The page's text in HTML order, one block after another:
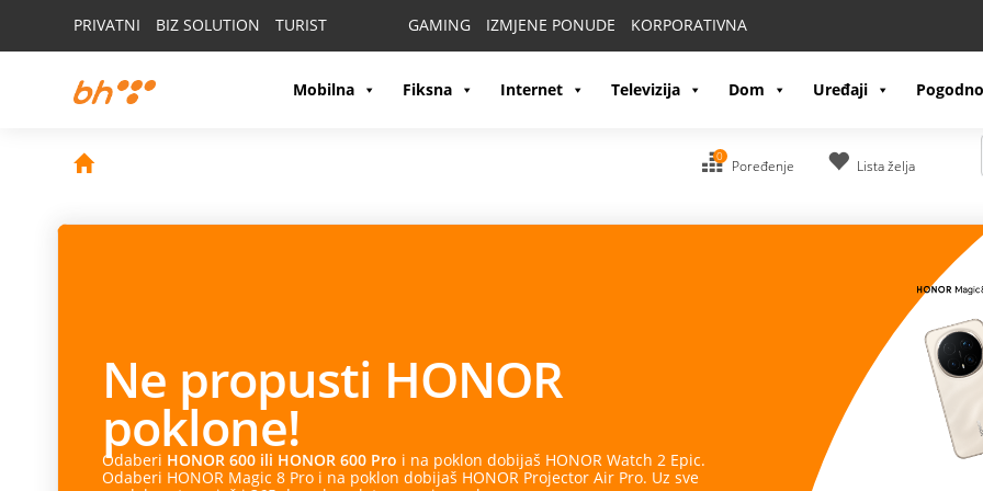
PRIVATNI BIZ SOLUTION TURIST GAMING IZMJENE PONUDE KORPORATIVNA
Mobilna Fiksna Internet Televizija Dom Uređaji
0
Poređenje Lista želja
Ne propusti HONOR
poklone!
Odaberi HONOR 600 ili HONOR 600 Pro i na poklon dobijaš HONOR Watch 2 Epic.
Odaberi HONOR Magic 8 Pro i na poklon dobijaš HONOR Projector Air Pro. Uz sve